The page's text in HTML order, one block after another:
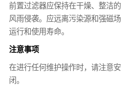
前置过滤器应保持在干燥、整洁
风雨侵袭。应远离污染源和强磁
运行和使用寿命。
注意事项
在进行任何维护操作时，请注意
闭。